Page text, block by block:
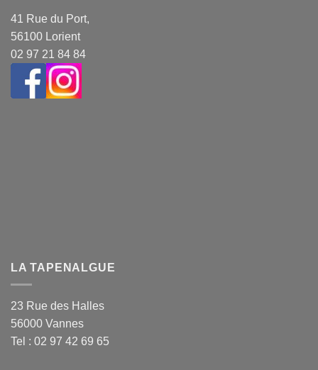
41 Rue du Port,
56100 Lorient
02 97 21 84 84
LA TAPENALGUE
23 Rue des Halles
56000 Vannes
Tel : 02 97 42 69 65